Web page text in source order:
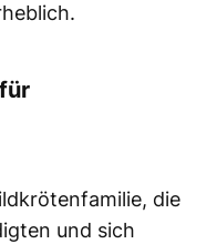
die
und sich